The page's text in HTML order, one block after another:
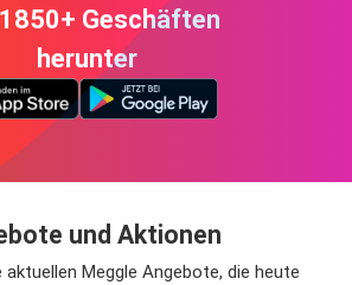
Geschäften
herunter
und Aktionen
aktuellen Meggle Angebote, die heute